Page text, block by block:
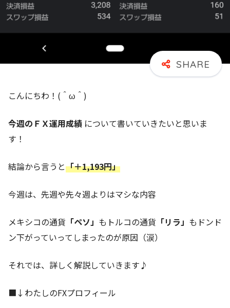
こんにちわ！(＾ω＾)
今週のＦＸ運用成績 について書いていきたいと思いま
す！
結論から言うと「＋1,193円」
今週は、先週や先々週よりはマシな内容
メキシコの通貨 「ペソ」 もトルコの通貨 「リラ」 もドンド
ン下がっていってしまったのが原因（涙）
それでは、詳しく解説していきます♪
■↓わたしのFXプロフィール